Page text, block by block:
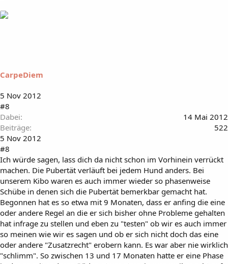
CarpeDiem
5 Nov 2012
#8
Dabei
14 Mai 2012
Beiträge
522
5 Nov 2012
#8
Ich würde sagen, lass dich da nicht schon im Vorhinein verrückt
machen. Die Pubertät verläuft bei jedem Hund anders. Bei
unserem Kibo waren es auch immer wieder so phasenweise
Schübe in denen sich die Pubertät bemerkbar gemacht hat.
Begonnen hat es so etwa mit 9 Monaten, dass er anfing die eine
oder andere Regel an die er sich bisher ohne Probleme gehalten
hat infrage zu stellen und eben zu "testen" ob wir es auch immer
so meinen wie wir es sagen und ob er sich nicht doch das eine
oder andere "Zusatzrecht" erobern kann. Es war aber nie wirklich
"schlimm". So zwischen 13 und 17 Monaten hatte er eine Phase